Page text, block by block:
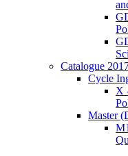
Catalogue
Cycle
X
Master